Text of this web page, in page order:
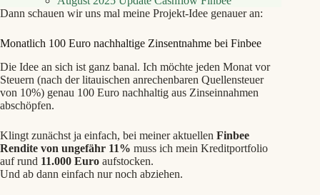
Dann schauen wir uns mal meine Projekt-Idee genauer an:
Monatlich 100 Euro nachhaltige Zinsentnahme bei Finbee
Die Idee an sich ist ganz banal. Ich möchte jeden Monat vor
Steuern (nach der litauischen anrechenbaren Quellensteuer
von 10%) genau 100 Euro nachhaltig aus Zinseinnahmen
abschöpfen.
Klingt zunächst ja einfach, bei meiner aktuellen Finbee
Rendite von ungefähr 11% muss ich mein Kreditportfolio
auf rund 11.000 Euro aufstocken.
Und ab dann einfach nur noch abziehen.